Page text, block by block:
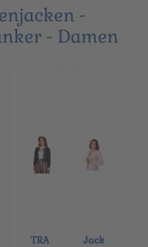
-
- Damen
TRA
Jack